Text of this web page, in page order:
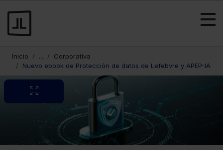
Inicio ...
Corporativa
Nuevo ebook de Protección de datos de Lefebvre y APEP-IA